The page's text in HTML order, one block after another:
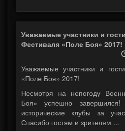
Уважаемые участники и
Фестиваля «Поле Боя» 2017!
Уважаемые участники и
«Поле Боя» 2017!
Несмотря на непогоду
Боя» успешно завершился!
исторические клубы за
Спасибо гостям и зрителям ...